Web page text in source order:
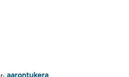
aarontukera